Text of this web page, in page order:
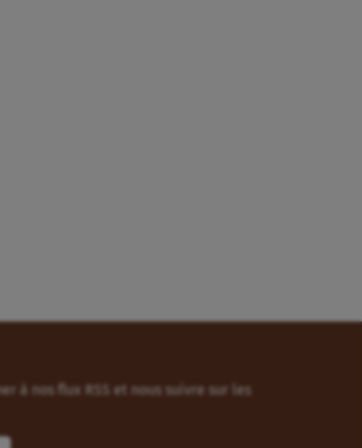
à nos flux RSS et nous suivre sur les